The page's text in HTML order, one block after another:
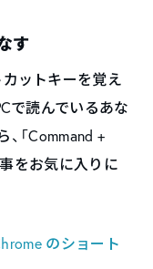
す
ットキーを覚え
で読んでいるあな
「Command +
事をお気に入りに
のショート